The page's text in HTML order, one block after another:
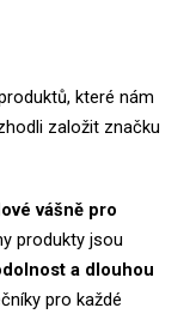
které nám
založit značku
vášně pro
produkty jsou
a dlouhou
pro každé